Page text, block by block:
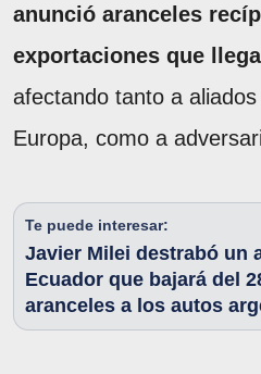
anunció aranceles
exportaciones que
afectando tanto a
Europa, como a
Te puede interesar:
Javier Milei destrabó un
Ecuador que bajará del
aranceles a los autos